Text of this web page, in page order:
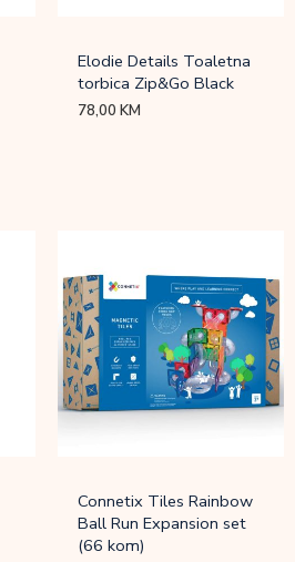
Elodie Details Toaletna
torbica Zip&Go Black
78,00KM
Connetix Tiles Rainbow
Ball Run Expansion set
(66 kom)